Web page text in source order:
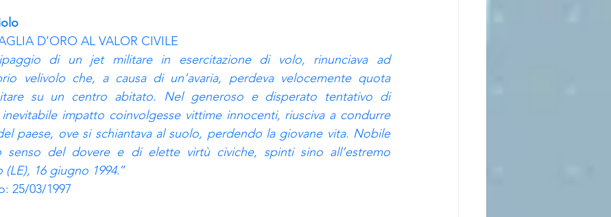
D’ORO AL VALOR CIVILE
di un jet militare in esercitazione di volo, rinunciava ad
velivolo che, a causa di un’avaria, perdeva velocemente quota
su un centro abitato. Nel generoso e disperato tentativo di
impatto coinvolgesse vittime innocenti, riusciva a condurre
paese, ove si schiantava al suolo, perdendo la giovane vita. Nobile
senso del dovere e di elette virtù civiche, spinti sino all’estremo
16 giugno 1994.”
25/03/1997